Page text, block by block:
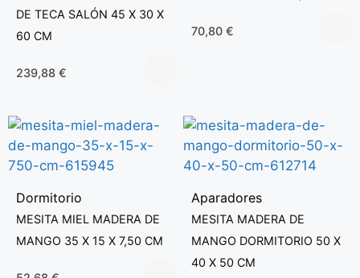
DE TECA SALÓN 45 X 30 X
60 CM
239,88 €
70,80 €
Dormitorio
MESITA MIEL MADERA DE
MANGO 35 X 15 X 7,50 CM
Aparadores
MESITA MADERA DE
MANGO DORMITORIO 50 X
40 X 50 CM